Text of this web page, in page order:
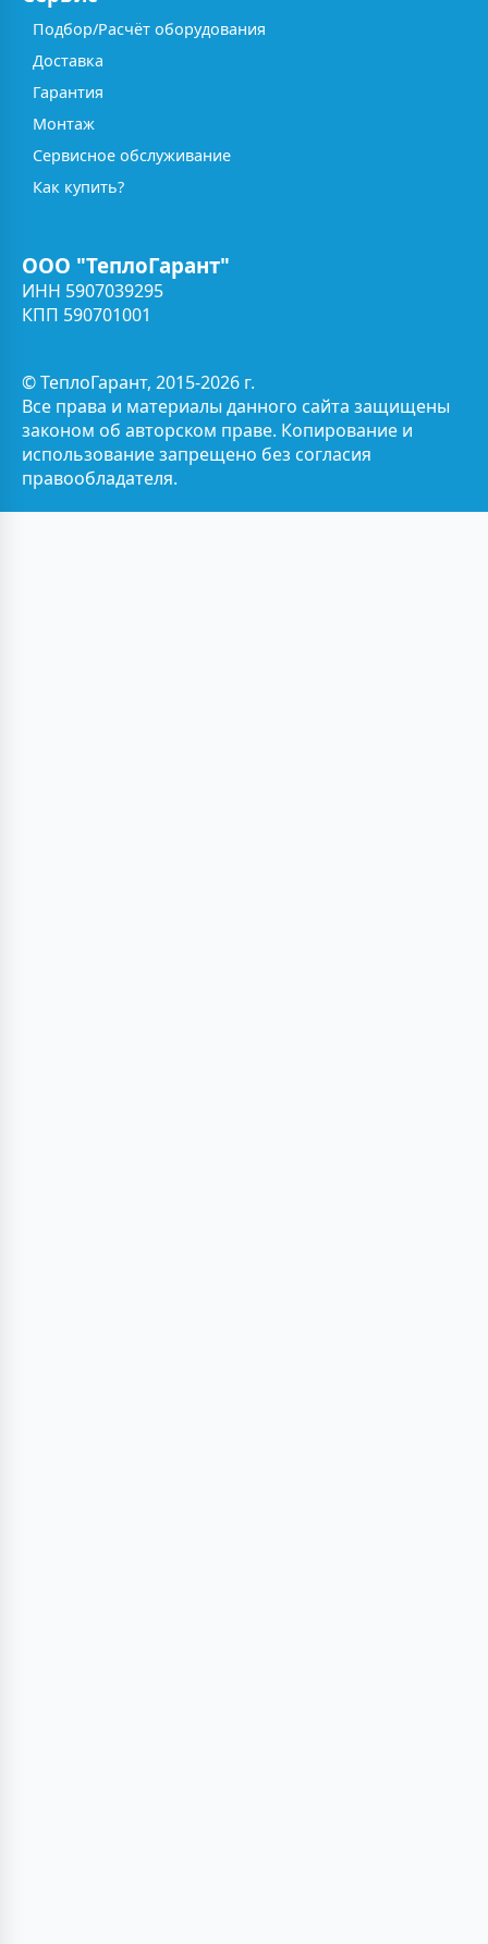
Подбор/Расчёт оборудования
Доставка
Гарантия
Монтаж
Сервисное обслуживание
Как купить?
ООО "ТеплоГарант"
ИНН 5907039295
КПП 590701001
© ТеплоГарант, 2015-2026 г.
Все права и материалы данного сайта защищены
законом об авторском праве. Копирование и
использование запрещено без согласия
правообладателя.